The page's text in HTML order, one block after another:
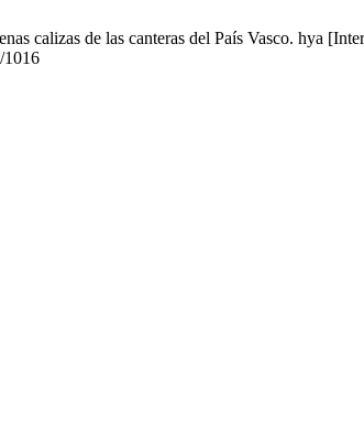
calizas de las canteras del País Vasco. hya
1016